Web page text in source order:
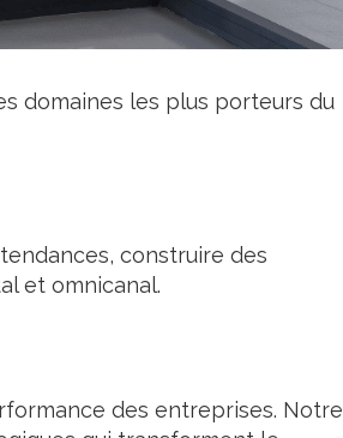
domaines les plus porteurs du
construire des
et omnicanal.
des entreprises. Notre